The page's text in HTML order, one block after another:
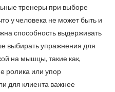
тренеры при выборе
у человека не может быть и
способность выдерживать
выбирать упражнения для
на мышцы, такие как,
ролика или упор
для клиента важнее